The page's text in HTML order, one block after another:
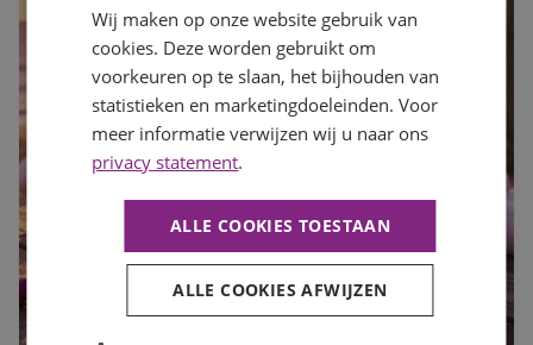
Wij maken op onze website gebruik van
cookies. Deze worden gebruikt om
voorkeuren op te slaan, het bijhouden van
statistieken en marketingdoeleinden. Voor
meer informatie verwijzen wij u naar ons
privacy statement.
ALLE COOKIES TOESTAAN
ALLE COOKIES AFWIJZEN